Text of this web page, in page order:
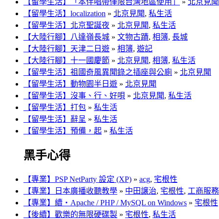
【留學生活】localization » 北京見聞, 私生活
【留學生活】北京聖誕夜 » 北京見聞, 私生活
【大陸行腳】八達嶺長城 » 文物古蹟, 相簿, 長城
【大陸行腳】天津二日遊 » 相簿, 遊記
【大陸行腳】十一國慶節 » 北京見聞, 相簿, 私生活
【留學生活】祖國奇風異聞錄之插座與公廁 » 北京見聞
【留學生活】動物園半日遊 » 北京見聞
【留學生活】沒事、行、好唄 » 北京見聞, 私生活
【留學生活】打包 » 私生活
【留學生活】辭呈 » 私生活
【留學生活】預備，起 » 私生活
黑手心得
【專業】PSP NetParty 設定 (XP) » acg, 宅根性
【專業】日本廣播收聽教學 » 中田譲治, 宅根性, 工商服務
【專業】續‧Apache / PHP / MySQL on Windows » 宅根性
【後續】歡樂的無限硬碟製 » 宅根性, 私生活